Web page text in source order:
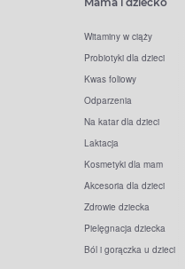
Witaminy w ciąży
Probiotyki dla dzieci
Kwas foliowy
Odparzenia
Na katar dla dzieci
Laktacja
Kosmetyki dla mam
Akcesoria dla dzieci
Zdrowie dziecka
Pielęgnacja dziecka
Ból i gorączka u dzieci